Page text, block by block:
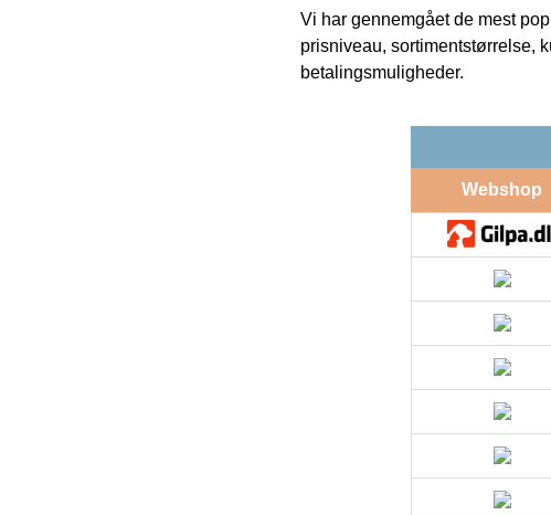
Vi har gennemgået de mest
prisniveau, sortimentstørrelse,
betalingsmuligheder.
Webshop